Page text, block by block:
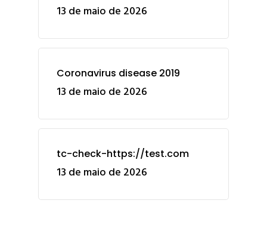
13 de maio de 2026
Coronavirus disease 2019
13 de maio de 2026
tc-check-https://test.com
13 de maio de 2026